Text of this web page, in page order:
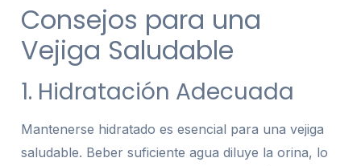
Consejos para una
Vejiga Saludable
1. Hidratación Adecuada
Mantenerse hidratado es esencial para una vejiga
saludable. Beber suficiente agua diluye la orina, lo